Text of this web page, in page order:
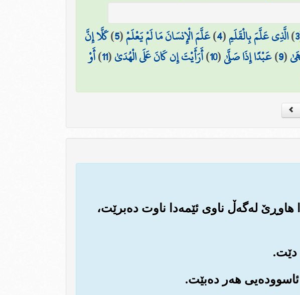
3
)الَّذِي عَلَّمَ بِالْقَلَمِ(
4
)عَلَّمَ الْإِنسَانَ مَا لَمْ يَعْلَمْ(
5
)كَلَّا إِنَّ
(
9
)عَبْدًا إِذَا صَلَّىٰ(
10
)أَرَأَيْتَ إِن كَانَ عَلَى الْهُدَىٰ(
11
)أَوْ
هاوڕێ له‌گه‌ڵ ناوی ئێمه‌دا ناوت ده‌برێت،